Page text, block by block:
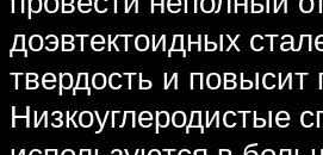
доэвтектоидных
твердость и повысит
Низкоуглеродистые